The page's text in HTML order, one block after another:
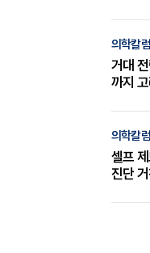
의학칼럼
거대
까지
의학칼럼
셀프
진단